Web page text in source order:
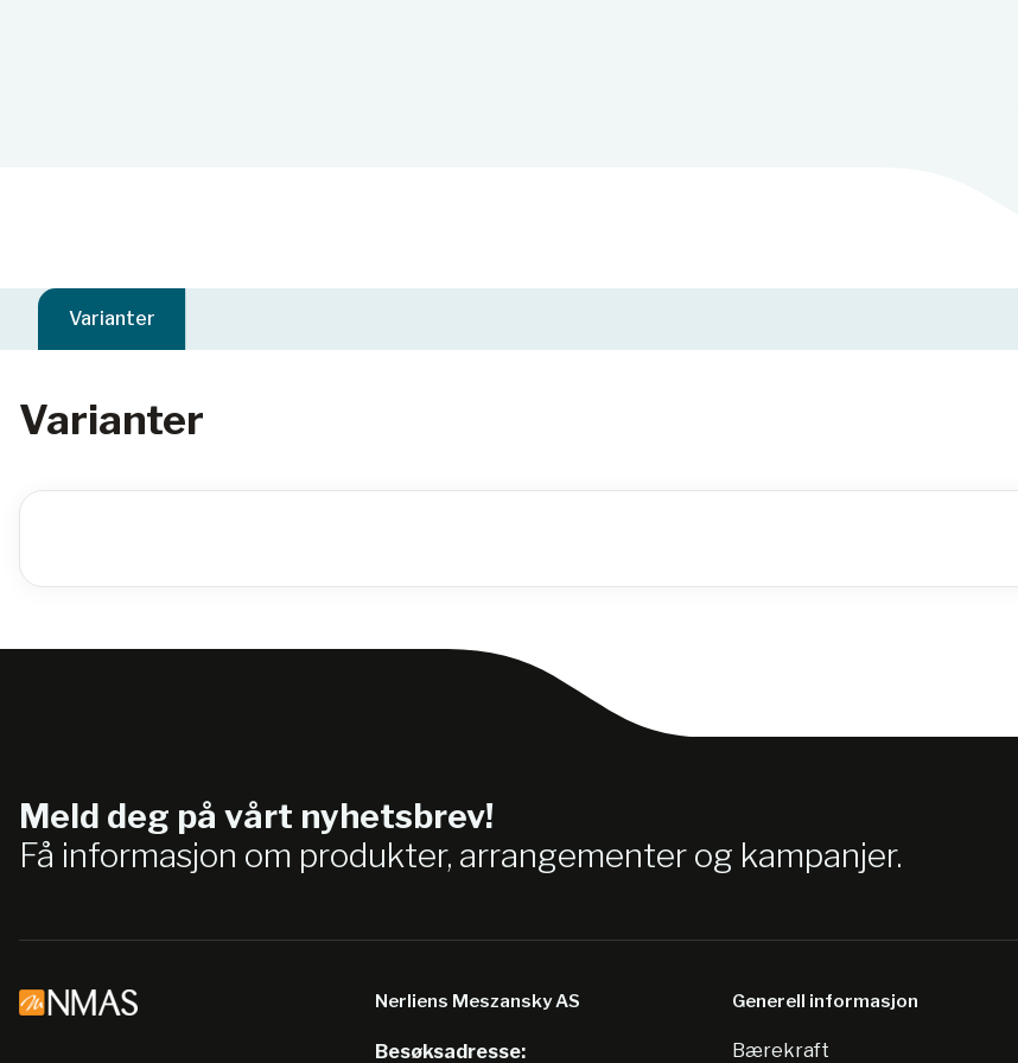
Varianter
Varianter
Meld deg på vårt nyhetsbrev!
Få informasjon om produkter, arrangementer og kampanjer.
Nerliens Meszansky AS
Besøksadresse:
Generell informasjon
Bærekraft